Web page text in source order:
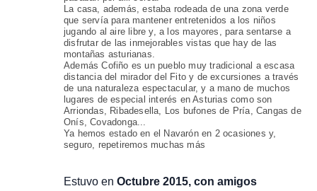
La casa, además, estaba rodeada de una zona verde
que servía para mantener entretenidos a los niños
jugando al aire libre y, a los mayores, para sentarse a
disfrutar de las inmejorables vistas que hay de las
montañas asturianas.
Además Cofiño es un pueblo muy tradicional a escasa
distancia del mirador del Fito y de excursiones a través
de una naturaleza espectacular, y a mano de muchos
lugares de especial interés en Asturias como son
Arriondas, Ribadesella, Los bufones de Pría, Cangas de
Onís, Covadonga...
Ya hemos estado en el Navarón en 2 ocasiones y,
seguro, repetiremos muchas más
Estuvo en Octubre 2015, con amigos